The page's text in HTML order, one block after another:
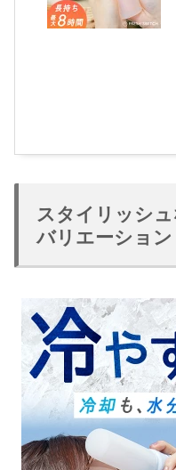
スタイリッシ
バリエーション